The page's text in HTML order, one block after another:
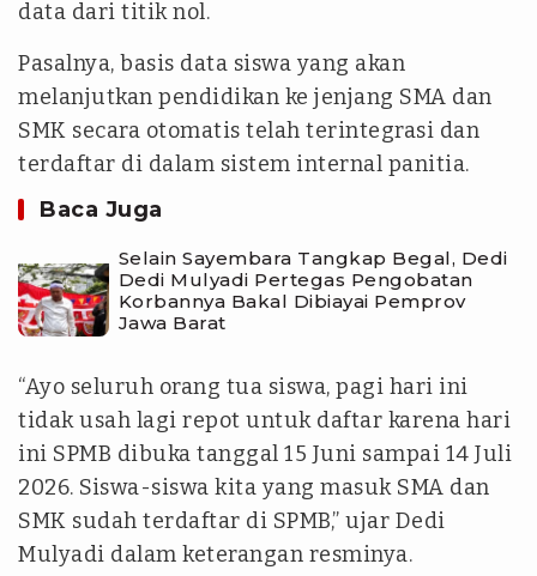
data dari titik nol.
Pasalnya, basis data siswa yang akan
melanjutkan pendidikan ke jenjang SMA dan
SMK secara otomatis telah terintegrasi dan
terdaftar di dalam sistem internal panitia.
Baca Juga
Selain Sayembara Tangkap Begal, Dedi
Dedi Mulyadi Pertegas Pengobatan
Korbannya Bakal Dibiayai Pemprov
Jawa Barat
“Ayo seluruh orang tua siswa, pagi hari ini
tidak usah lagi repot untuk daftar karena hari
ini SPMB dibuka tanggal 15 Juni sampai 14 Juli
2026. Siswa-siswa kita yang masuk SMA dan
SMK sudah terdaftar di SPMB,” ujar Dedi
Mulyadi dalam keterangan resminya.